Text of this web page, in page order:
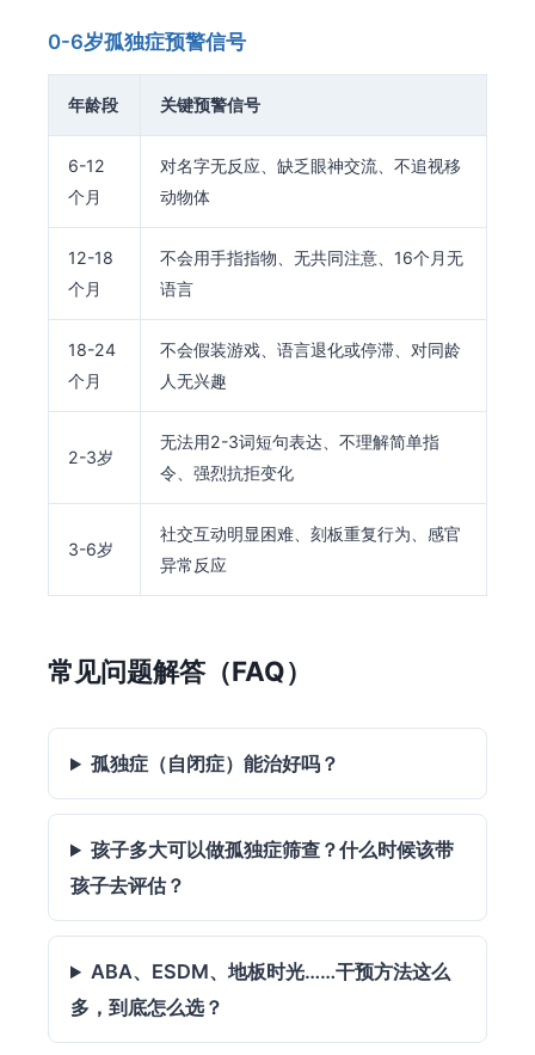
0-6岁孤独症预警信号
年龄段 关键预警信号
6-12
个月
对名字无反应、缺乏眼神交流、不追视移
动物体
12-18
个月
不会用手指指物、无共同注意、16个月无
语言
18-24
个月
不会假装游戏、语言退化或停滞、对同龄
人无兴趣
2-3岁
无法用2-3词短句表达、不理解简单指
令、强烈抗拒变化
3-6岁
社交互动明显困难、刻板重复行为、感官
异常反应
常见问题解答（FAQ）
孤独症（自闭症）能治好吗？
孩子多大可以做孤独症筛查？什么时候该带
孩子去评估？
ABA、ESDM、地板时光……干预方法这么
多，到底怎么选？